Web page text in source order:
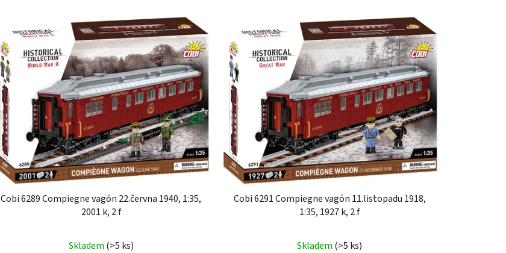
Cobi 6289 Compiegne vagón 22.června 1940, 1:35,
2001 k, 2 f
Skladem (>5 ks)
Cobi 6291 Compiegne vagón 11.listopadu 1918,
1:35, 1927 k, 2 f
Skladem (>5 ks)